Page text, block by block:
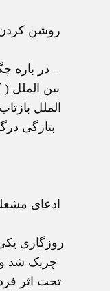
روشن کردن
– در باره
بين الملل
الملل
بتازگی
ادعای
روزگاری
چريک شد
تحت اثر